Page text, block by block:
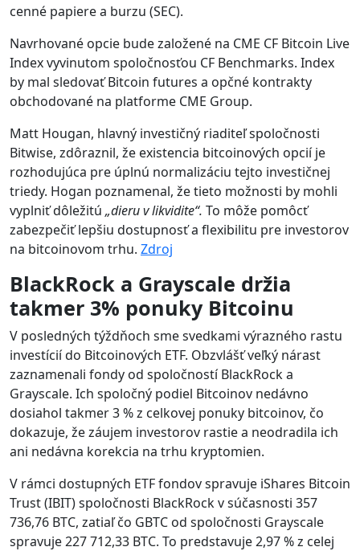
cenné papiere a burzu (SEC).
Navrhované opcie bude založené na CME CF Bitcoin Live
Index vyvinutom spoločnosťou CF Benchmarks. Index
by mal sledovať Bitcoin futures a opčné kontrakty
obchodované na platforme CME Group.
Matt Hougan, hlavný investičný riaditeľ spoločnosti
Bitwise, zdôraznil, že existencia bitcoinových opcií je
rozhodujúca pre úplnú normalizáciu tejto investičnej
triedy. Hogan poznamenal, že tieto možnosti by mohli
vyplniť dôležitú „dieru v likvidite“. To môže pomôcť
zabezpečiť lepšiu dostupnosť a flexibilitu pre investorov
na bitcoinovom trhu. Zdroj
BlackRock a Grayscale držia
takmer 3% ponuky Bitcoinu
V posledných týždňoch sme svedkami výrazného rastu
investícií do Bitcoinových ETF. Obzvlášť veľký nárast
zaznamenali fondy od spoločností BlackRock a
Grayscale. Ich spoločný podiel Bitcoinov nedávno
dosiahol takmer 3 % z celkovej ponuky bitcoinov, čo
dokazuje, že záujem investorov rastie a neodradila ich
ani nedávna korekcia na trhu kryptomien.
V rámci dostupných ETF fondov spravuje iShares Bitcoin
Trust (IBIT) spoločnosti BlackRock v súčasnosti 357
736,76 BTC, zatiaľ čo GBTC od spoločnosti Grayscale
spravuje 227 712,33 BTC. To predstavuje 2,97 % z celej